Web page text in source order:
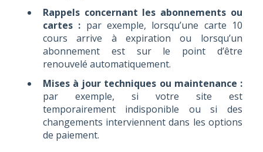
Rappels concernant les abonnements ou
cartes : par exemple, lorsqu’une carte 10
cours arrive à expiration ou lorsqu’un
abonnement est sur le point d’être
renouvelé automatiquement.
Mises à jour techniques ou maintenance :
par exemple, si votre site est
temporairement indisponible ou si des
changements interviennent dans les options
de paiement.